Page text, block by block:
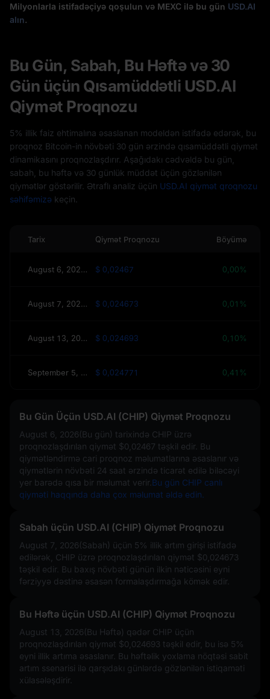
Milyonlarla istifadəçiyə qoşulun və MEXC ilə bu gün USD.AI
alın.
Bu Gün, Sabah, Bu Həftə və 30
Gün üçün Qısamüddətli USD.AI
Qiymət Proqnozu
5% illik faiz ehtimalına əsaslanan modeldən istifadə edərək, bu
proqnoz Bitcoin-in növbəti 30 gün ərzində qısamüddətli qiymət
dinamikasını proqnozlaşdırır. Aşağıdakı cədvəldə bu gün,
sabah, bu həftə və 30 günlük müddət üçün gözlənilən
qiymətlər göstərilir. Ətraflı analiz üçün USD.AI qiymət qroqnozu
səhifəmizə keçin.
Tarix Qiymət Proqnozu Böyümə
August 6, 2026(Bu gün) $ 0,02467 0,00%
August 7, 2026(Sabah) $ 0,024673 0,01%
August 13, 2026(Bu Həftə) $ 0,024693 0,10%
September 5, 2026(30 Gün) $ 0,024771 0,41%
Bu Gün Üçün USD.AI (CHIP) Qiymət Proqnozu
August 6, 2026(Bu gün) tarixində CHIP üzrə
proqnozlaşdırılan qiymət $0,02467 təşkil edir. Bu
qiymətləndirmə cari proqnoz məlumatlarına əsaslanır və
qiymətlərin növbəti 24 saat ərzində ticarət edilə biləcəyi
yer barədə qısa bir məlumat verir. Bu gün CHIP canlı
qiyməti haqqında daha çox məlumat əldə edin.
Sabah üçün USD.AI (CHIP) Qiymət Proqnozu
August 7, 2026(Sabah) üçün 5% illik artım girişi istifadə
edilərək, CHIP üzrə proqnozlaşdırılan qiymət $0,024673
təşkil edir. Bu baxış növbəti günün ilkin nəticəsini eyni
fərziyyə dəstinə əsasən formalaşdırmağa kömək edir.
Bu Həftə üçün USD.AI (CHIP) Qiymət Proqnozu
August 13, 2026(Bu Həftə) qədər CHIP üçün
proqnozlaşdırılan qiymət $0,024693 təşkil edir, bu isə 5%
eyni illik artıma əsaslanır. Bu həftəlik yoxlama nöqtəsi sabit
artım ssenarisi ilə qarşıdakı günlərdə gözlənilən istiqaməti
xülasələşdirir.